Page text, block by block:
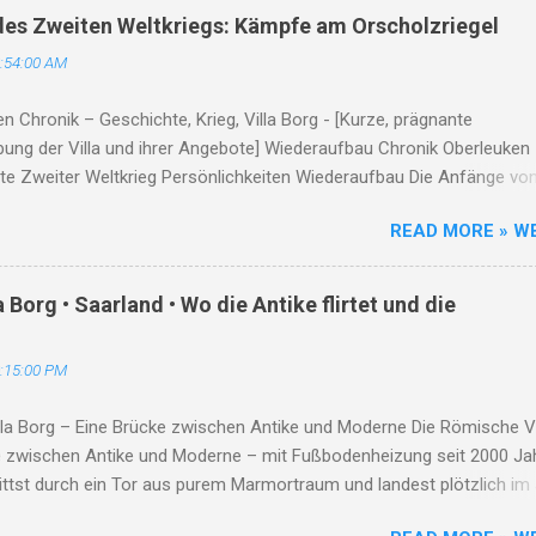
Mehrere Menschen, darunter ein Bäcker, ein Bauarbeiter, ein
und ein Supermarktmitarbeiter, sind Opfer der Hitze
sind so extrem, dass selbst Touristen unter der Hitze leiden.
verbesserte Arbeitsbedingungen gefordert und sogar mit
Zweiten Weltkriegs: Kämpfe am Orscholzriegel
AM
Chronik – Geschichte, Krieg, Villa Borg - [Kurze, prägnante
der Villa und ihrer Angebote] Wiederaufbau Chronik Oberleuken
Zweiter Weltkrieg Persönlichkeiten Wiederaufbau Die Anfänge von
entwickelte sich aus einem fränkischen Gutshof entlang des
Der Zweite Weltkrieg und der Orscholzriegel Als Teil des
strategisch in das Verteidigungssystem des Orscholzriegel
1944/45 wurde das Dorf fast vollständig zerstört... Ortsgeschichte in
Schmetten Karl: Schmiedemeister in vierter Generation – seine
began...
READ MORE »
• Saarland • Wo die Antike flirtet und die
PM
Borg – Eine Brücke zwischen Antike und Moderne Die Römische
zwischen Antike und Moderne – mit Fußbodenheizung seit 2000
durch ein Tor aus purem Marmortraum und landest plötzlich im